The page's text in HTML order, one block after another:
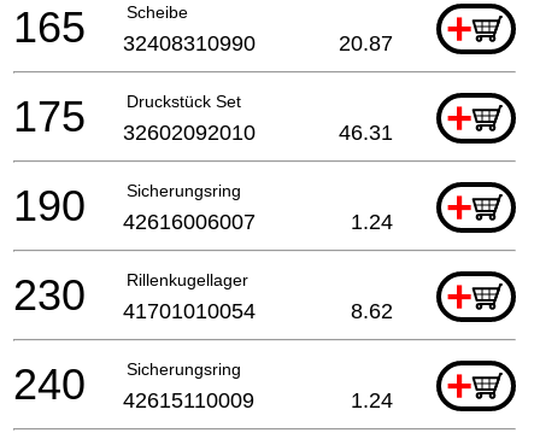
Scheibe +
165 32408310990 20.87
Druckstück Set +
175 32602092010 46.31
Sicherungsring +
190 42616006007 1.24
Rillenkugellager +
230 41701010054 8.62
Sicherungsring +
240 42615110009 1.24